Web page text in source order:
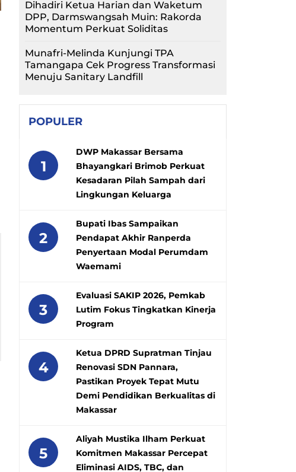
Dihadiri Ketua Harian dan Waketum
DPP, Darmswangsah Muin: Rakorda
Momentum Perkuat Soliditas
Munafri-Melinda Kunjungi TPA
Tamangapa Cek Progress Transformasi
Menuju Sanitary Landfill
POPULER
1
DWP Makassar Bersama
Bhayangkari Brimob Perkuat
Kesadaran Pilah Sampah dari
Lingkungan Keluarga
2
Bupati Ibas Sampaikan
Pendapat Akhir Ranperda
Penyertaan Modal Perumdam
Waemami
3
Evaluasi SAKIP 2026, Pemkab
Lutim Fokus Tingkatkan Kinerja
Program
4
Ketua DPRD Supratman Tinjau
Renovasi SDN Pannara,
Pastikan Proyek Tepat Mutu
Demi Pendidikan Berkualitas di
Makassar
5
Aliyah Mustika Ilham Perkuat
Komitmen Makassar Percepat
Eliminasi AIDS, TBC, dan